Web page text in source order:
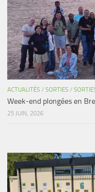
ACTUALITÉS / SORTIES /
Week-end plongées en
25 JUIN, 2026